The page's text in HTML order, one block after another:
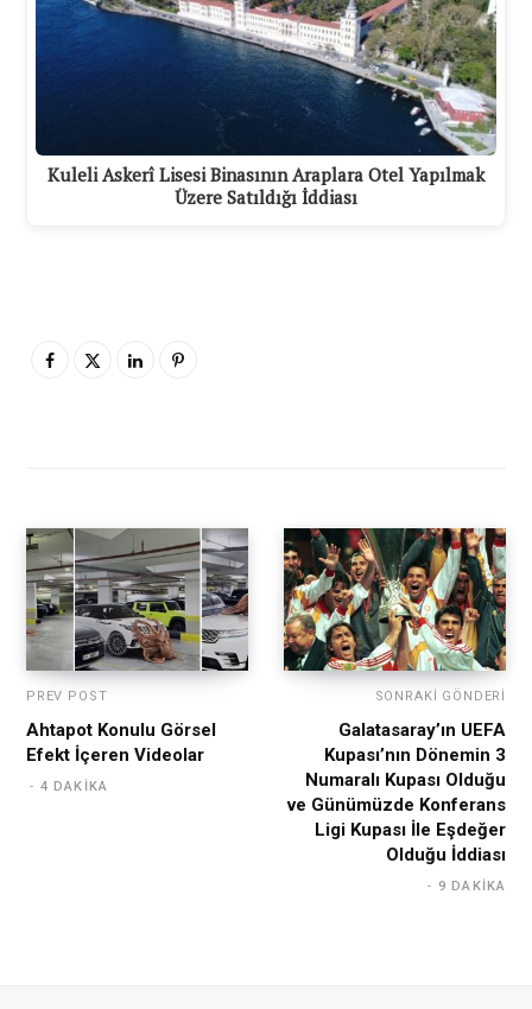
Kuleli Askerî Lisesi Binasının Araplara Otel Yapılmak
Üzere Satıldığı İddiası
PREV POST
Ahtapot Konulu Görsel
Efekt İçeren Videolar
4 DAKIKA
SONRAKI GÖNDERI
Galatasaray’ın UEFA
Kupası’nın Dönemin 3
Numaralı Kupası Olduğu
ve Günümüzde Konferans
Ligi Kupası İle Eşdeğer
Olduğu İddiası
9 DAKIKA